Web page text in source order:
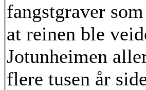
fangstgraver
at reinen ble
Jotunheimen
flere tusen år